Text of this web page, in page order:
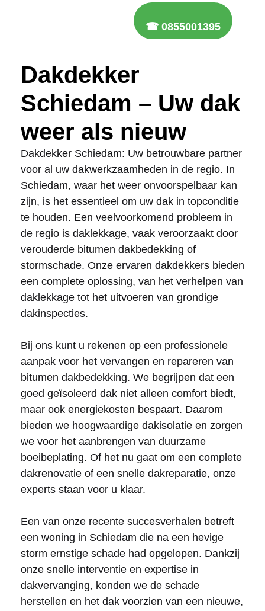
☎ 0855001395
Dakdekker
Schiedam – Uw dak
weer als nieuw
Dakdekker Schiedam: Uw betrouwbare partner
voor al uw dakwerkzaamheden in de regio. In
Schiedam, waar het weer onvoorspelbaar kan
zijn, is het essentieel om uw dak in topconditie
te houden. Een veelvoorkomend probleem in
de regio is daklekkage, vaak veroorzaakt door
verouderde bitumen dakbedekking of
stormschade. Onze ervaren dakdekkers bieden
een complete oplossing, van het verhelpen van
daklekkage tot het uitvoeren van grondige
dakinspecties.
Bij ons kunt u rekenen op een professionele
aanpak voor het vervangen en repareren van
bitumen dakbedekking. We begrijpen dat een
goed geïsoleerd dak niet alleen comfort biedt,
maar ook energiekosten bespaart. Daarom
bieden we hoogwaardige dakisolatie en zorgen
we voor het aanbrengen van duurzame
boeibeplating. Of het nu gaat om een complete
dakrenovatie of een snelle dakreparatie, onze
experts staan voor u klaar.
Een van onze recente succesverhalen betreft
een woning in Schiedam die na een hevige
storm ernstige schade had opgelopen. Dankzij
onze snelle interventie en expertise in
dakvervanging, konden we de schade
herstellen en het dak voorzien van een nieuwe,